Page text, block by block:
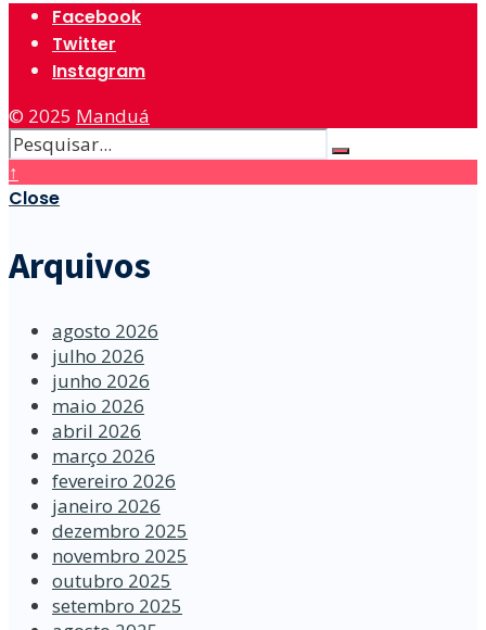
Facebook
Twitter
Instagram
© 2025 Manduá
↑
Close
Arquivos
agosto 2026
julho 2026
junho 2026
maio 2026
abril 2026
março 2026
fevereiro 2026
janeiro 2026
dezembro 2025
novembro 2025
outubro 2025
setembro 2025